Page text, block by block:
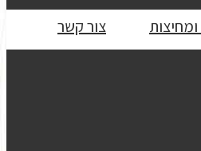
צור קשר